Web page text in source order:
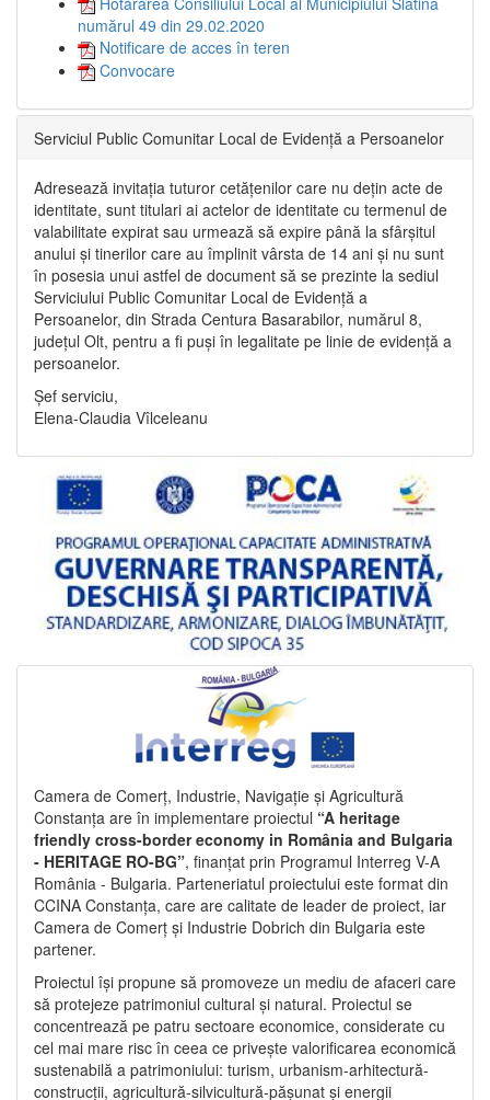
numărul 49 din 29.02.2020
Notificare de acces în teren
Convocare
Serviciul Public Comunitar Local de Evidență a Persoanelor
Adresează invitația tuturor cetățenilor care nu dețin acte de
identitate, sunt titulari ai actelor de identitate cu termenul de
valabilitate expirat sau urmează să expire până la sfârșitul
anului și tinerilor care au împlinit vârsta de 14 ani și nu sunt
în posesia unui astfel de document să se prezinte la sediul
Serviciului Public Comunitar Local de Evidență a
Persoanelor, din Strada Centura Basarabilor, numărul 8,
județul Olt, pentru a fi puși în legalitate pe linie de evidență a
persoanelor.
Șef serviciu,
Elena-Claudia Vîlceleanu
Camera de Comerț, Industrie, Navigație și Agricultură
Constanța are în implementare proiectul “A heritage
friendly cross-border economy in România and Bulgaria
- HERITAGE RO-BG”, finanțat prin Programul Interreg V-A
România - Bulgaria. Parteneriatul proiectului este format din
CCINA Constanța, care are calitate de leader de proiect, iar
Camera de Comerț și Industrie Dobrich din Bulgaria este
partener.
Proiectul își propune să promoveze un mediu de afaceri care
să protejeze patrimoniul cultural și natural. Proiectul se
concentrează pe patru sectoare economice, considerate cu
cel mai mare risc în ceea ce privește valorificarea economică
sustenabilă a patrimoniului: turism, urbanism-arhitectură-
construcții, agricultură-silvicultură-pășunat și energii